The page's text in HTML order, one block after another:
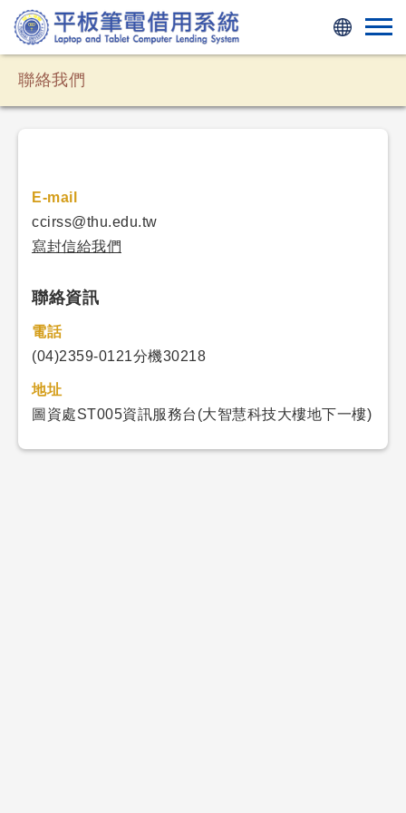
平板筆
聯絡我們
聯絡資訊
電話
(04)2359-0121分機30218
地址
圖資處ST005資訊服務台(大智慧科技大樓地下一樓)
E-mail
ccirss@thu.edu.tw
寫封信給我們